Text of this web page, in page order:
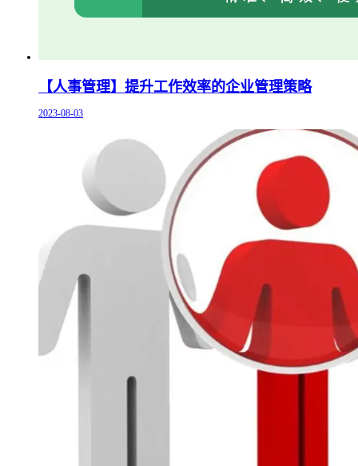
【人事管理】提升工作效率的企业管理策略
2023-08-03